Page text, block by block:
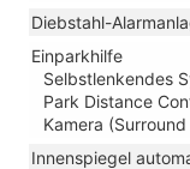
Diebstahl-
Einparkhilfe
Selbstlenkendes
Park Distance
Kamera (Surround
Innenspiegel